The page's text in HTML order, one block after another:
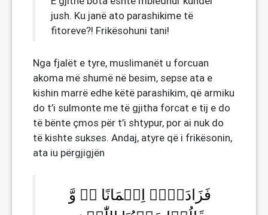
jush. Ku janë ato parashikime të
fitoreve?! Frikësohuni tani!
Nga fjalët e tyre, muslimanët u forcuan
akoma më shumë në besim, sepse ata e
kishin marrë edhe këtë parashikim, që armiku
do t’i sulmonte me të gjitha forcat e tij e do
të bënte çmos për t’i shtypur, por ai nuk do
të kishte sukses. Andaj, atyre që i frikësonin,
ata iu përgjigjën
فَزَادَہُمۡ اِیۡمَانًا ٭ۖ وَّ